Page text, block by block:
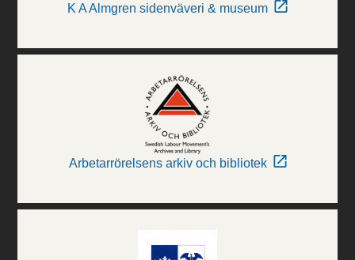
K A Almgren sidenväveri & museum
Arbetarrörelsens arkiv och bibliotek